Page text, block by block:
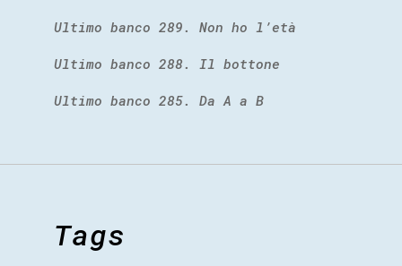
Ultimo banco 289. Non ho l’età
Ultimo banco 288. Il bottone
Ultimo banco 285. Da A a B
Tags